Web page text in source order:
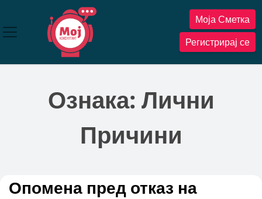
содржината
Моја Сметка
Регистрирај се
Ознака: Лични
Причини
Опомена пред отказ на